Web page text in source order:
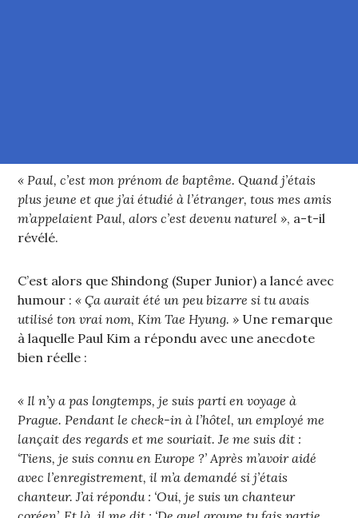
« Paul, c’est mon prénom de baptême. Quand j’étais
plus jeune et que j’ai étudié à l’étranger, tous mes amis
m’appelaient Paul, alors c’est devenu naturel », a-t-il
révélé.
C’est alors que Shindong (Super Junior) a lancé avec
humour :« Ça aurait été un peu bizarre si tu avais
utilisé ton vrai nom, Kim Tae Hyung. » Une remarque
à laquelle Paul Kim a répondu avec une anecdote
bien réelle :
« Il n’y a pas longtemps, je suis parti en voyage à
Prague. Pendant le check-in à l’hôtel, un employé me
lançait des regards et me souriait. Je me suis dit :
‘Tiens, je suis connu en Europe ?’ Après m’avoir aidé
avec l’enregistrement, il m’a demandé si j’étais
chanteur. J’ai répondu : ‘Oui, je suis un chanteur